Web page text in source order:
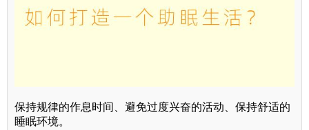
保持规律的作息时间、避免过度兴奋的活动、保持舒适的
睡眠环境。